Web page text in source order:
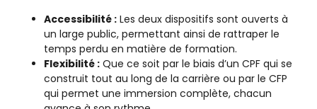
Accessibilité : Les deux dispositifs sont ouverts à
un large public, permettant ainsi de rattraper le
temps perdu en matière de formation.
Flexibilité : Que ce soit par le biais d’un CPF qui se
construit tout au long de la carrière ou par le CFP
qui permet une immersion complète, chacun